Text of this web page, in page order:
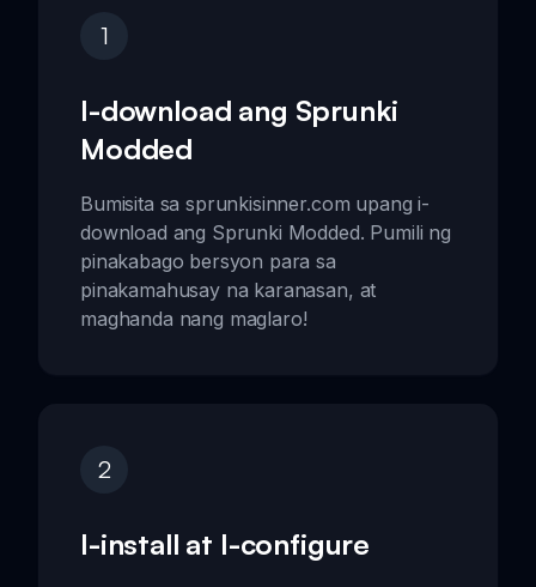
1
I-download ang Sprunki
Modded
Bumisita sa sprunkisinner.com upang i-
download ang Sprunki Modded. Pumili ng
pinakabago bersyon para sa
pinakamahusay na karanasan, at
maghanda nang maglaro!
2
I-install at I-configure